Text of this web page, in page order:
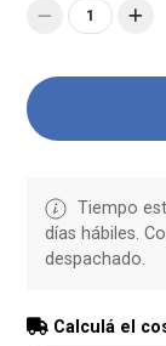
1
Tiempo
días hábiles.
despachado.
Calculá el